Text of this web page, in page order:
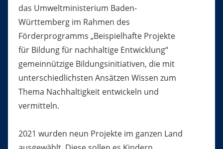
das Umweltministerium Baden-
Württemberg im Rahmen des
Förderprogramms „Beispielhafte Projekte
für Bildung für nachhaltige Entwicklung“
gemeinnützige Bildungsinitiativen, die mit
unterschiedlichsten Ansätzen Wissen zum
Thema Nachhaltigkeit entwickeln und
vermitteln.
2021 wurden neun Projekte im ganzen Land